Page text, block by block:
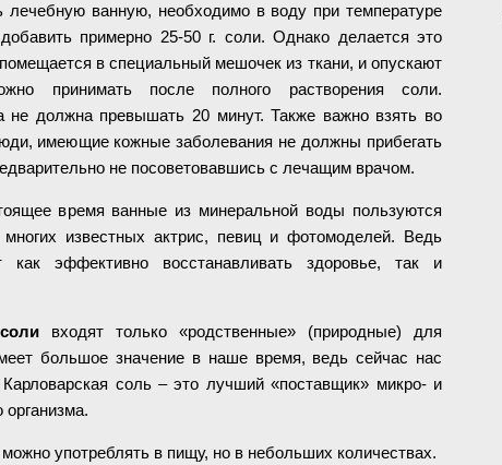
лечебную ванную, необходимо в воду при температуре
примерно 25-50 г. соли. Однако делается это
в специальный мешочек из ткани, и опускают
принимать после полного растворения соли.
не должна превышать 20 минут. Также важно взять во
имеющие кожные заболевания не должны прибегать
не посоветовавшись с лечащим врачом.
время ванные из минеральной воды пользуются
известных актрис, певиц и фотомоделей. Ведь
как эффективно восстанавливать здоровье, так и
входят только «родственные» (природные) для
большое значение в наше время, ведь сейчас нас
соль – это лучший «поставщик» микро- и
можно употреблять в пищу, но в небольших количествах.